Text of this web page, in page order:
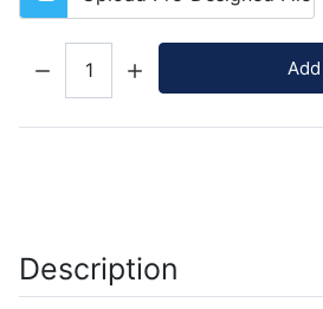
Description